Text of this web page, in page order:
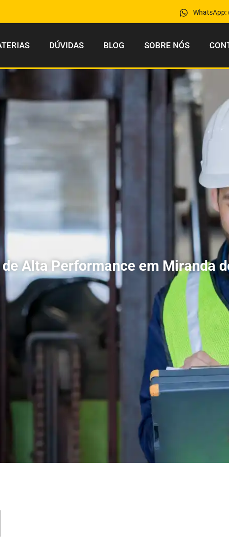
WhatsApp:
DÚVIDAS BLOG SOBRE NÓS
Alta Performance em Miranda